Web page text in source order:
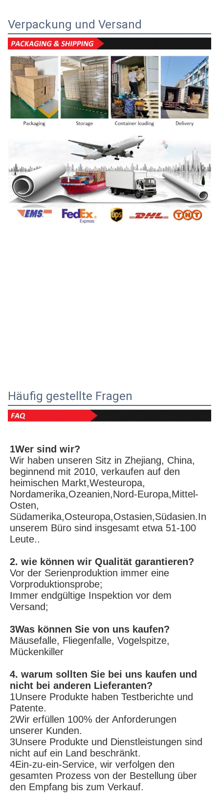
Verpackung und Versand
Häufig gestellte Fragen
1Wer sind wir?
Wir haben unseren Sitz in Zhejiang, China,
beginnend mit 2010, verkaufen auf den
heimischen Markt,Westeuropa,
Nordamerika,Ozeanien,Nord-Europa,Mittel-
Osten,
Südamerika,Osteuropa,Ostasien,Südasien.In
unserem Büro sind insgesamt etwa 51-100
Leute..
2. wie können wir Qualität garantieren?
Vor der Serienproduktion immer eine
Vorproduktionsprobe;
Immer endgültige Inspektion vor dem
Versand;
3Was können Sie von uns kaufen?
Mäusefalle, Fliegenfalle, Vogelspitze,
Mückenkiller
4. warum sollten Sie bei uns kaufen und
nicht bei anderen Lieferanten?
1Unsere Produkte haben Testberichte und
Patente.
2Wir erfüllen 100% der Anforderungen
unserer Kunden.
3Unsere Produkte und Dienstleistungen sind
nicht auf ein Land beschränkt.
4Ein-zu-ein-Service, wir verfolgen den
gesamten Prozess von der Bestellung über
den Empfang bis zum Verkauf.